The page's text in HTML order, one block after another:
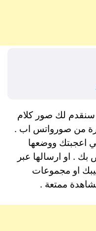
سنقدم لك صور كلام
من صورواتس اب .
اعجبتك ووضعها
. او ارسالها عبر
او مجموعات
ممتعة .